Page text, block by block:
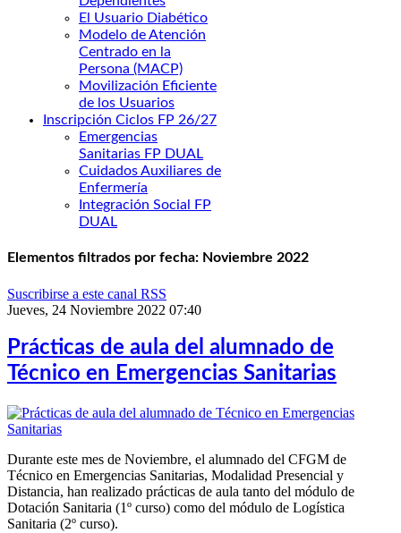
El Usuario Diabético
Modelo de Atención
Centrado en la
Persona (MACP)
Movilización Eficiente
de los Usuarios
Inscripción Ciclos FP 26/27
Emergencias
Sanitarias FP DUAL
Cuidados Auxiliares de
Enfermería
Integración Social FP
DUAL
Elementos filtrados por fecha: Noviembre 2022
Suscribirse a este canal RSS
Jueves, 24 Noviembre 2022 07:40
Prácticas de aula del alumnado de
Técnico en Emergencias Sanitarias
Durante este mes de Noviembre, el alumnado del CFGM de
Técnico en Emergencias Sanitarias, Modalidad Presencial y
Distancia, han realizado prácticas de aula tanto del módulo de
Dotación Sanitaria (1º curso) como del módulo de Logística
Sanitaria (2º curso).